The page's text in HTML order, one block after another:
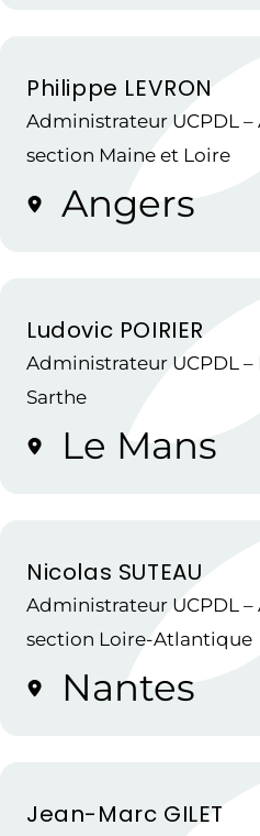
Philippe LEVRON
Administrateur UCPDL
section Maine et Loire
Angers
Ludovic POIRIER
Administrateur UCPDL
Sarthe
Le Mans
Nicolas SUTEAU
Administrateur UCPDL
section Loire-Atlantique
Nantes
Jean-Marc GILET